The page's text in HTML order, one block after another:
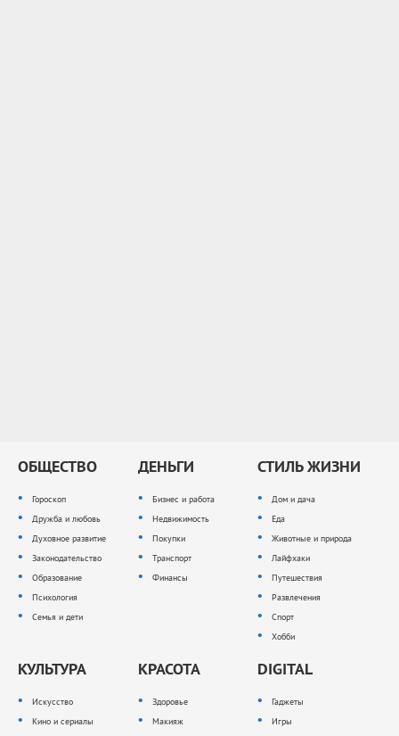
ОБЩЕСТВО
Гороскоп
Дружба и любовь
Духовное развитие
Законодательство
Образование
Психология
Семья и дети
ДЕНЬГИ
Бизнес и работа
Недвижимость
Покупки
Транспорт
Финансы
СТИЛЬ ЖИЗНИ
Дом и дача
Еда
Животные и природа
Лайфхаки
Путешествия
Развлечения
Спорт
Хобби
КУЛЬТУРА
Искусство
Кино и сериалы
КРАСОТА
Здоровье
Макияж
DIGITAL
Гаджеты
Игры